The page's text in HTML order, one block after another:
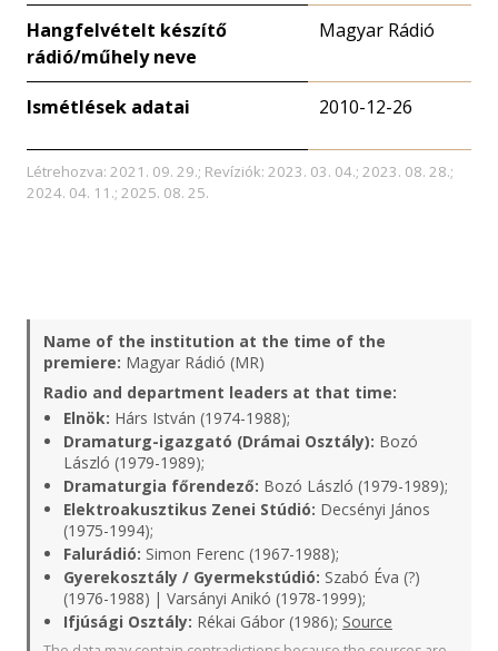
Hangfelvételt készítő
rádió/műhely neve
Magyar Rádió
Ismétlések adatai 2010-12-26
Létrehozva: 2021. 09. 29.; Revíziók: 2023. 03. 04.; 2023. 08. 28.;
2024. 04. 11.; 2025. 08. 25.
Name of the institution at the time of the
premiere: Magyar Rádió (MR)
Radio and department leaders at that time:
Elnök: Hárs István (1974-1988);
Dramaturg-igazgató (Drámai Osztály): Bozó
László (1979-1989);
Dramaturgia főrendező: Bozó László (1979-1989);
Elektroakusztikus Zenei Stúdió: Decsényi János
(1975-1994);
Falurádió: Simon Ferenc (1967-1988);
Gyerekosztály / Gyermekstúdió: Szabó Éva (?)
(1976-1988) | Varsányi Anikó (1978-1999);
Ifjúsági Osztály: Rékai Gábor (1986); Source